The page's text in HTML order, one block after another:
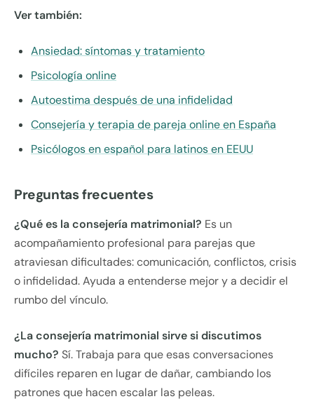
Ver también:
Ansiedad: síntomas y tratamiento
Psicología online
Autoestima después de una infidelidad
Consejería y terapia de pareja online en España
Psicólogos en español para latinos en EEUU
Preguntas frecuentes
¿Qué es la consejería matrimonial? Es un
acompañamiento profesional para parejas que
atraviesan dificultades: comunicación, conflictos, crisis
o infidelidad. Ayuda a entenderse mejor y a decidir el
rumbo del vínculo.
¿La consejería matrimonial sirve si discutimos
mucho? Sí. Trabaja para que esas conversaciones
difíciles reparen en lugar de dañar, cambiando los
patrones que hacen escalar las peleas.